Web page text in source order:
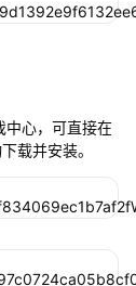
中心，可直接在
载并安装。